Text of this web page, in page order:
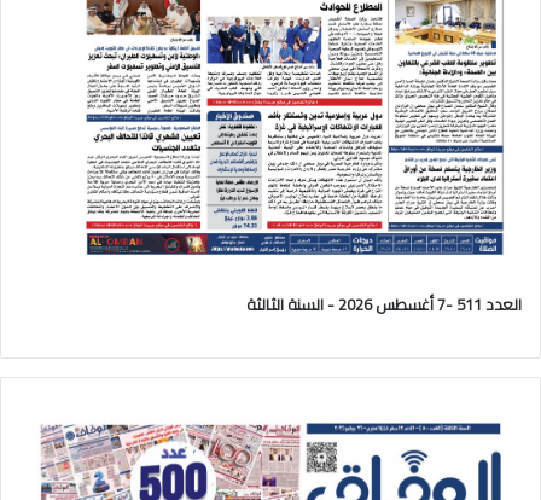
العدد 511 -7 أغسطس 2026 - السنة الثالثة